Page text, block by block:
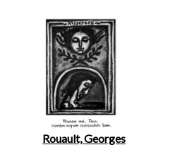
Rouault, Georges